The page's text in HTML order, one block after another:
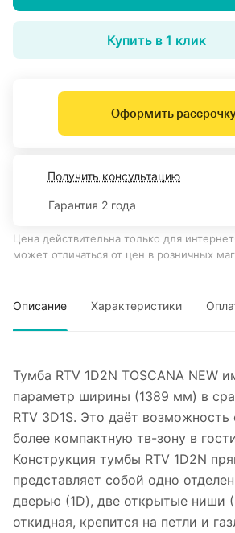
Купить в 1 клик
Оформить рассрочку
Получить консультацию
Гарантия 2 года
Цена действительна только для
может отличаться от цен в розничных
Описание Характеристики
Тумба RTV 1D2N TOSCANA NEW
параметр ширины (1389 мм) в
RTV 3D1S. Это даёт возможность
более компактную тв-зону в
Конструкция тумбы RTV 1D2N
представляет собой одно
дверью (1D), две открытые ниши
откидная, крепится на петли и